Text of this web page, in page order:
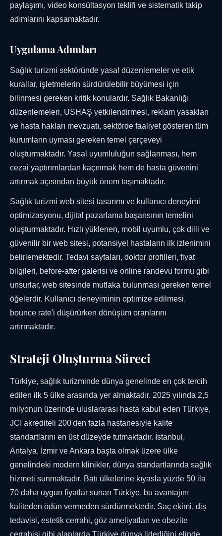
paylaşımı, video konsültasyon teklifi ve sistematik takip
adımlarını kapsamaktadır.
Uygulama Adımları
Sağlık turizmi sektöründe yasal düzenlemeler ve etik
kurallar, işletmelerin sürdürülebilir büyümesi için
bilinmesi gereken kritik konulardır. Sağlık Bakanlığı
düzenlemeleri, USHAŞ yetkilendirmesi, reklam yasakları
ve hasta hakları mevzuatı, sektörde faaliyet gösteren tüm
kurumların uyması gereken temel çerçeveyi
oluşturmaktadır. Yasal uyumluluğun sağlanması, hem
cezai yaptırımlardan kaçınmak hem de hasta güvenini
artırmak açısından büyük önem taşımaktadır.
Sağlık turizmi web sitesi tasarımı ve kullanıcı deneyimi
optimizasyonu, dijital pazarlama başarısının temelini
oluşturmaktadır. Hızlı yüklenen, mobil uyumlu, çok dilli ve
güvenilir bir web sitesi, potansiyel hastaların ilk izlenimini
belirlemektedir. Tedavi sayfaları, doktor profilleri, fiyat
bilgileri, before-after galerisi ve online randevu formu gibi
unsurlar, web sitesinde mutlaka bulunması gereken temel
öğelerdir. Kullanıcı deneyiminin optimize edilmesi,
bounce rate'i düşürürken dönüşüm oranlarını
artırmaktadır.
Strateji Oluşturma Süreci
Türkiye, sağlık turizminde dünya genelinde en çok tercih
edilen ilk 5 ülke arasında yer almaktadır. 2025 yılında 2,5
milyonun üzerinde uluslararası hasta kabul eden Türkiye,
JCI akrediteli 200'den fazla hastanesiyle kalite
standartlarını en üst düzeyde tutmaktadır. İstanbul,
Antalya, İzmir ve Ankara başta olmak üzere ülke
genelindeki modern klinikler, dünya standartlarında sağlık
hizmeti sunmaktadır. Batı ülkelerine kıyasla yüzde 50 ila
70 daha uygun fiyatlar sunan Türkiye, bu avantajını
kaliteden ödün vermeden sürdürmektedir. Saç ekimi, diş
tedavisi, estetik cerrahi, göz ameliyatları ve obezite
cerrahisi gibi alanlarda Türkiye dünya liderliğini elinde